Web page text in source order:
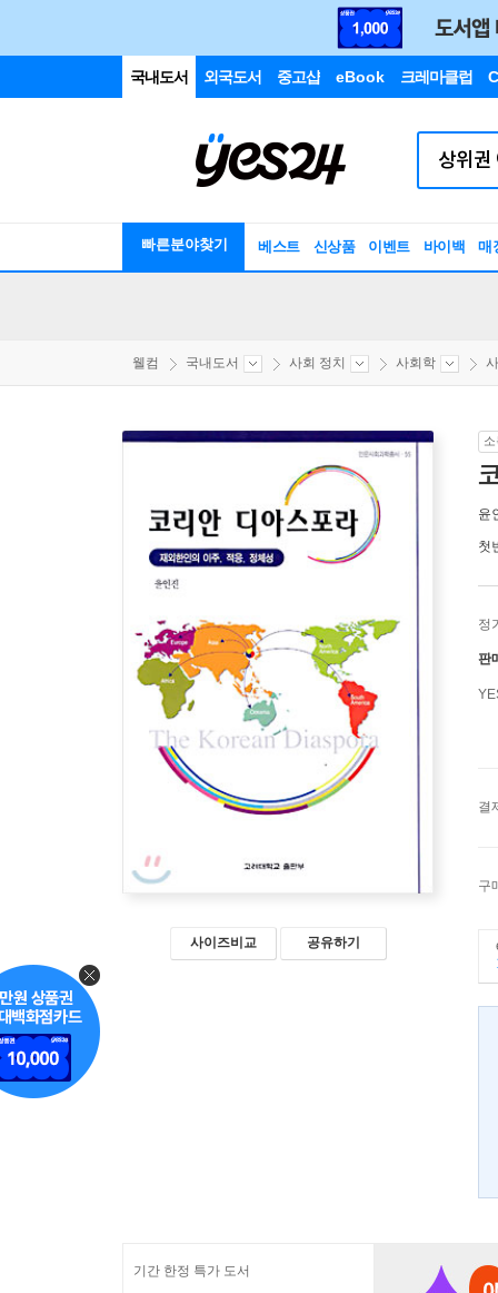
국내도서 외국도서 중고샵 eBook 크레마클럽
빠른분야찾기 베스트 신상품 이벤트 바이백 매
웰컴 국내도서 사회 정치 사회학
사이즈비교 공유하기
윤
첫
정
판
결
구
기간 한정 특가 도서